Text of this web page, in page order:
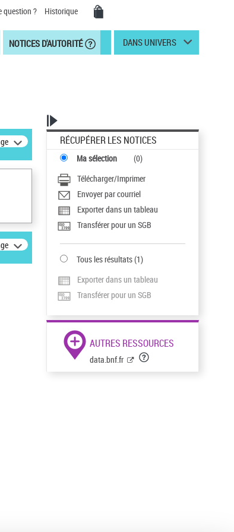
question ? Historique
NOTICES D'AUTORITÉ DANS UNIVERS
RÉCUPÉRER LES NOTICES
Ma sélection (0)
Télécharger/Imprimer
Envoyer par courriel
Exporter dans un tableau
Transférer pour un SGB
Tous les résultats(1)
Exporter dans un tableau
Transférer pour un SGB
AUTRES RESSOURCES
data.bnf.fr